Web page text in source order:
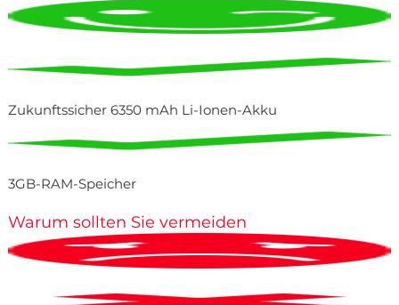
Zukunftssicher 6350 mAh Li-Ionen-Akku
3GB-RAM-Speicher
Warum sollten Sie vermeiden